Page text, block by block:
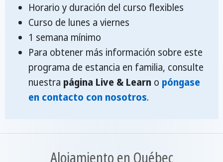
Horario y duración del curso flexibles
Curso de lunes a viernes
1 semana mínimo
Para obtener más información sobre este
programa de estancia en familia, consulte
nuestra página Live & Learn o póngase
en contacto con nosotros.
Alojamiento en Québec